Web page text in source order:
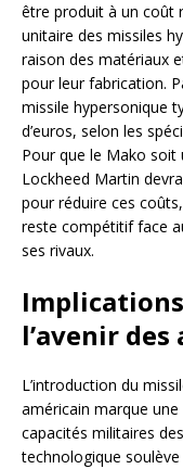
être produit à un coût
unitaire des missiles
raison des matériaux
pour leur fabrication.
missile hypersonique
d’euros, selon les
Pour que le Mako
Lockheed Martin
pour réduire ces
reste compétitif face
ses rivaux.
l’avenir
L’introduction du
américain marque
capacités militaires
technologique